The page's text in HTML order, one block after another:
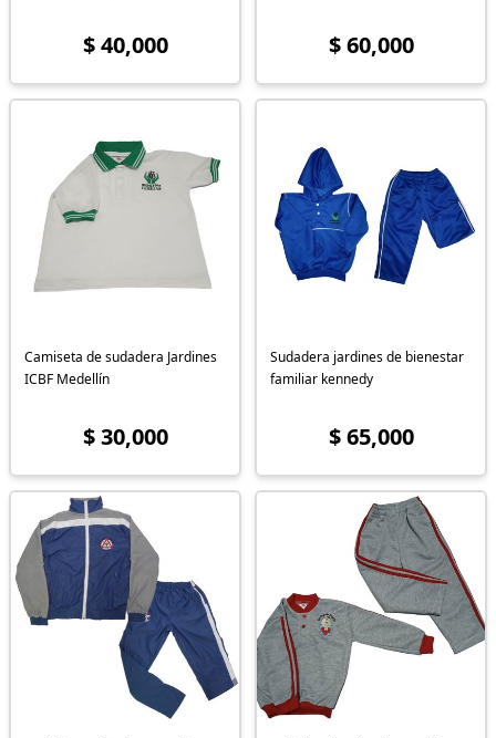
$ 40,000 $ 60,000
Camiseta de sudadera Jardines
ICBF Medellín
$ 30,000
Sudadera jardines de bienestar
familiar kennedy
$ 65,000